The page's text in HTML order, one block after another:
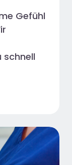
Gefühl
schnell